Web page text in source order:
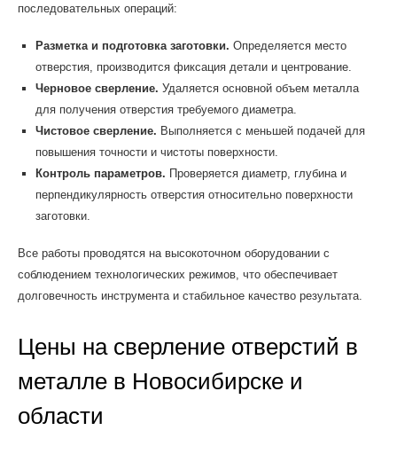
последовательных операций:
Разметка и подготовка заготовки. Определяется место
отверстия, производится фиксация детали и центрование.
Черновое сверление. Удаляется основной объем металла
для получения отверстия требуемого диаметра.
Чистовое сверление. Выполняется с меньшей подачей для
повышения точности и чистоты поверхности.
Контроль параметров. Проверяется диаметр, глубина и
перпендикулярность отверстия относительно поверхности
заготовки.
Все работы проводятся на высокоточном оборудовании с
соблюдением технологических режимов, что обеспечивает
долговечность инструмента и стабильное качество результата.
Цены на сверление отверстий в
металле в Новосибирске и
области